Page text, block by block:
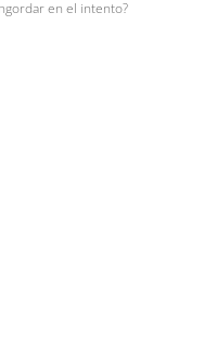
en el intento?